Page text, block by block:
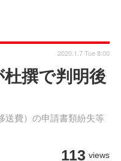
撰で判明後
送費）の申請書類紛失等
2020.1.7 Tue 8:00
113 views